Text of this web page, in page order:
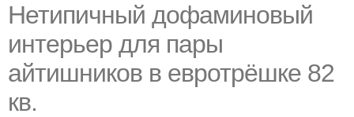
Нетипичный дофаминовый
интерьер для пары
айтишников в евротрёшке 82
кв.